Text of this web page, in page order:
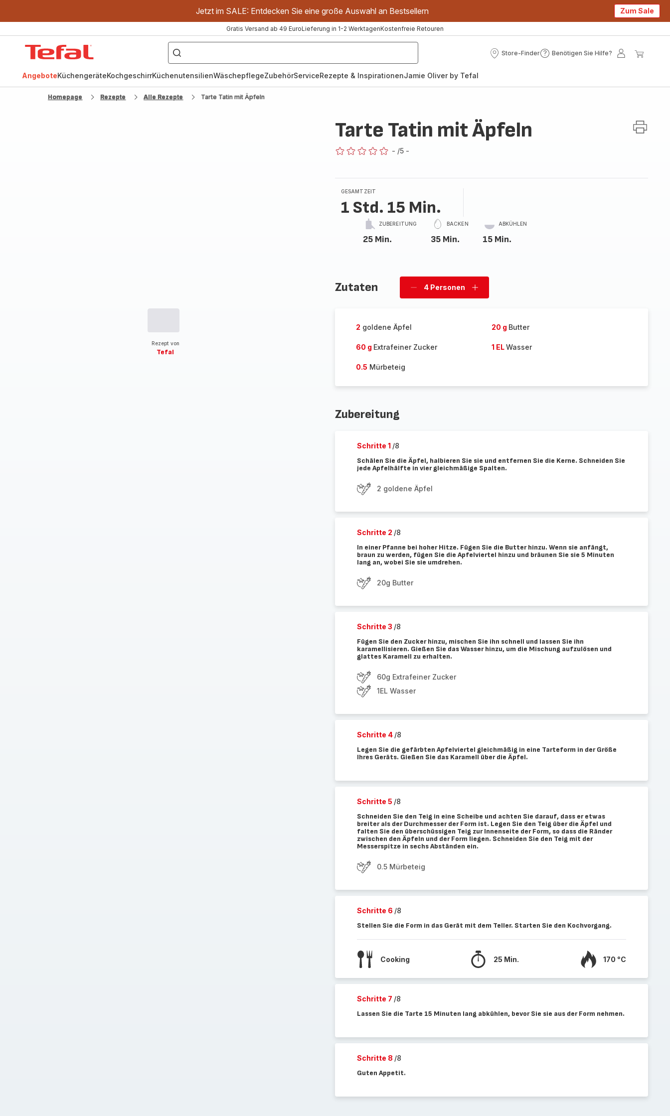
Jetzt im SALE: Entdecken Sie eine große Auswahl an Bestsellern Zum Sale
Gratis Versand ab 49 EuroLieferung in 1-2 WerktagenKostenfreie Retouren
["OptiGrill","Easy
Fry","Pfanne"]
Store-Finder
Store-
Benötigen Sie Hilfe?
Benötigen
Mein
AngeboteKüchengeräteKochgeschirrKüchenutensilienWäschepflegeZubehörServiceRezepte & InspirationenJamie Oliver by Tefal
Homepage Rezepte Alle Rezepte Tarte Tatin mit Äpfeln
Rezept von
Tefal
Tarte Tatin mit Äpfeln
- /5 -
GESAMTZEIT
1 Std. 15 Min.
ZUBEREITUNG
25 Min.
BACKEN
35 Min.
ABKÜHLEN
15 Min.
Zutaten
Personen
4 Personen
Personen
2 goldene Äpfel 20 g Butter
60 g Extrafeiner Zucker 1 ELWasser
0.5 Mürbeteig
Zubereitung
Schritte 1 /8
Schälen Sie die Äpfel, halbieren Sie sie und entfernen Sie die Kerne. Schneiden Sie
jede Apfelhälfte in vier gleichmäßige Spalten.
2 goldene Äpfel
Schritte 2 /8
In einer Pfanne bei hoher Hitze. Fügen Sie die Butter hinzu. Wenn sie anfängt,
braun zu werden, fügen Sie die Apfelviertel hinzu und bräunen Sie sie 5 Minuten
lang an, wobei Sie sie umdrehen.
20g Butter
Schritte 3 /8
Fügen Sie den Zucker hinzu, mischen Sie ihn schnell und lassen Sie ihn
karamellisieren. Gießen Sie das Wasser hinzu, um die Mischung aufzulösen und
glattes Karamell zu erhalten.
60g Extrafeiner Zucker
1EL Wasser
Schritte 4 /8
Legen Sie die gefärbten Apfelviertel gleichmäßig in eine Tarteform in der Größe
Ihres Geräts. Gießen Sie das Karamell über die Äpfel.
Schritte 5 /8
Schneiden Sie den Teig in eine Scheibe und achten Sie darauf, dass er etwas
breiter als der Durchmesser der Form ist. Legen Sie den Teig über die Äpfel und
falten Sie den überschüssigen Teig zur Innenseite der Form, so dass die Ränder
zwischen den Äpfeln und der Form liegen. Schneiden Sie den Teig mit der
Messerspitze in sechs Abständen ein.
0.5 Mürbeteig
Schritte 6 /8
Stellen Sie die Form in das Gerät mit dem Teller. Starten Sie den Kochvorgang.
Cooking 25 Min. 170 °C
Schritte 7 /8
Lassen Sie die Tarte 15 Minuten lang abkühlen, bevor Sie sie aus der Form nehmen.
Schritte 8 /8
Guten Appetit.